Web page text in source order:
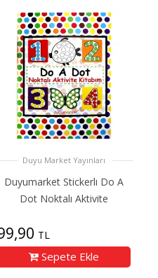
Duyu Market Yayınları
Duyumarket Stickerlı Do A
Dot Noktalı Aktivite
TL
Sepete Ekle